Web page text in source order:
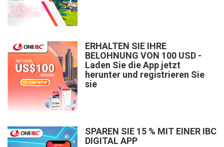
ERHALTEN SIE IHRE
BELOHNUNG VON 100 USD -
Laden Sie die App jetzt
herunter und registrieren Sie
sie
SPAREN SIE 15 % MIT EINER IBC
DIGITAL APP